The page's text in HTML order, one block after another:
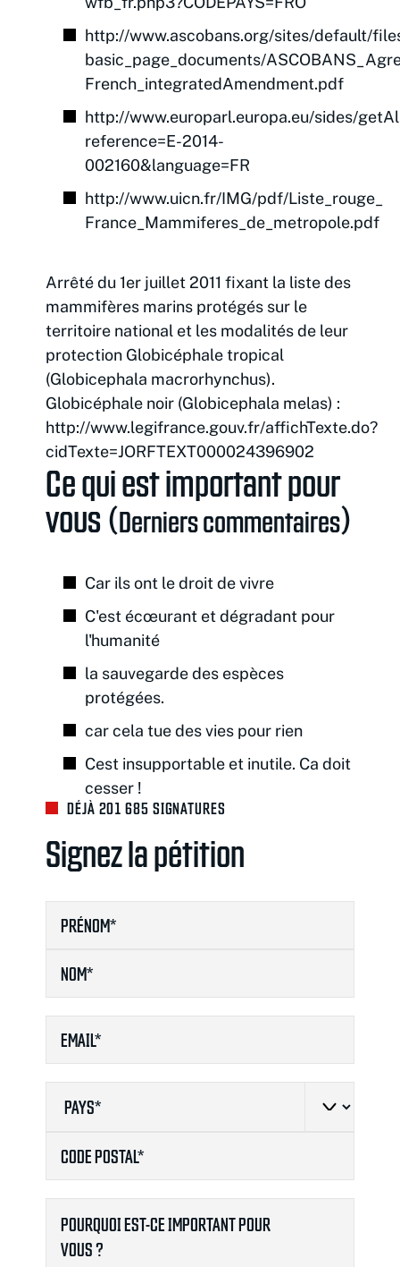
http://www.ascobans.org/sites/default/
basic_page_documents/
French_integratedAmendment.pdf
http://www.europarl.europa.eu/sides/
reference=E-2014-
002160&language=FR
http://www.uicn.fr/IMG/pdf/Liste_rouge_
France_Mammiferes_de_metropole.pdf
Arrêté du 1er juillet 2011 fixant la liste des
mammifères marins protégés sur le
territoire national et les modalités de leur
protection Globicéphale tropical
(Globicephala macrorhynchus).
Globicéphale noir (Globicephala melas) :
http://www.legifrance.gouv.fr/affichTexte.do?
cidTexte=JORFTEXT000024396902
Ce qui est important pour
vous (Derniers commentaires)
Car ils ont le droit de vivre
C'est écœurant et dégradant pour
l'humanité
la sauvegarde des espèces
protégées.
car cela tue des vies pour rien
Cest insupportable et inutile. Ca doit
cesser !
DÉJÀ 201 685 SIGNATURES
Signez la pétition